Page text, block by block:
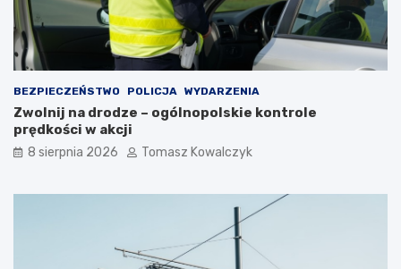
i
e
w
a
t
o
s
i
l
e
t
n
m
c
i
e
BEZPIECZEŃSTWO POLICJA WYDARZENIA
Zwolnij na drodze – ogólnopolskie kontrole
prędkości w akcji
8 sierpnia 2026 Tomasz Kowalczyk